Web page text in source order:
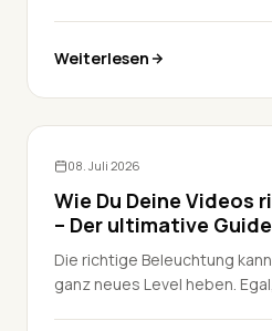
erklären wir Dir, wie Du Deine
Lass uns loslegen!
Weiterlesen
Videoproduktion
08. Juli 2026
Wie Du Deine
– Der ultimative
Aufnahmen
Die richtige Beleuchtung
ganz neues Level heben.